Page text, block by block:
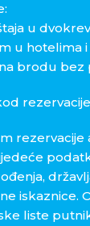
u
u hotelima
brodu bez
rezervacije
iskaznice.
liste